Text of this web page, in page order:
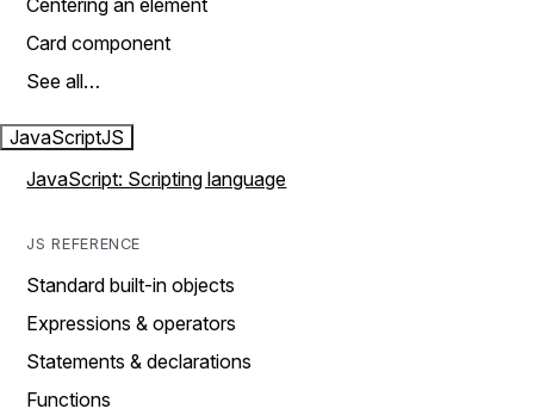
Centering an element
Card component
See all…
JavaScriptJS
JavaScript: Scripting language
JS REFERENCE
Standard built-in objects
Expressions & operators
Statements & declarations
Functions